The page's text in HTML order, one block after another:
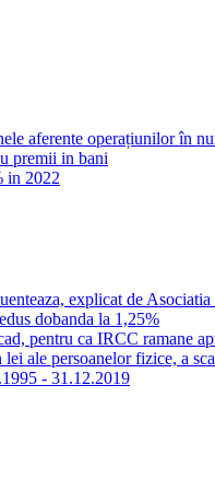
aferente operațiunilor în
premii in bani
in 2022
explicat de
dobanda la 1,25%
pentru ca IRCC ramane
ale persoanelor fizice, a
- 31.12.2019